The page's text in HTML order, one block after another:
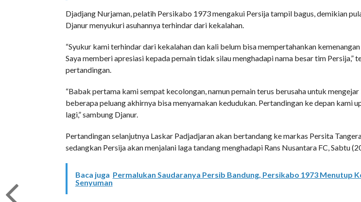
Djadjang Nurjaman, pelatih Persikabo 1973 mengakui Persija tampil bagus, demikian
Djanur menyukuri asuhannya terhindar dari kekalahan.
“Syukur kami terhindar dari kekalahan dan kali belum bisa mempertahankan
Saya memberi apresiasi kepada pemain tidak silau menghadapi nama besar tim Persija,”
pertandingan.
“Babak pertama kami sempat kecolongan, namun pemain terus berusaha untuk
beberapa peluang akhirnya bisa menyamakan kedudukan. Pertandingan ke depan kami
lagi,” sambung Djanur.
Pertandingan selanjutnya Laskar Padjadjaran akan bertandang ke markas Persita
sedangkan Persija akan menjalani laga tandang menghadapi Rans Nusantara FC, Sabtu
Baca juga Permalukan Saudaranya Persib Bandung, Persikabo 1973 Menutup
Senyuman